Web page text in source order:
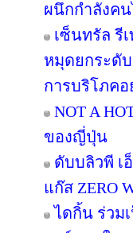
ผนึกกำลังค
เซ็นทรัล รี
หมุดยกระดั
การบริโภคอ
NOT A
ของญี่ปุ่น
ดับบลิวพี เ
แก๊ส ZERO
ไดกิ้น ร่วม